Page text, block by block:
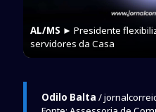
AL/MS ► Presidente
servidores da Casa
Odilo Balta /